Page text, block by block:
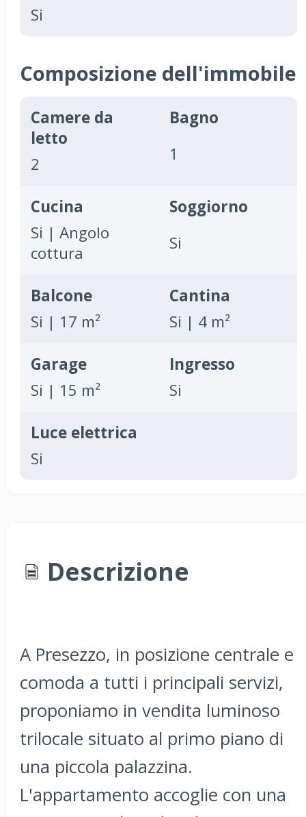
Si
Composizione dell'immobile
Camere da
letto
2
Bagno
1
Cucina
Si | Angolo
cottura
Soggiorno
Si
Balcone
Si | 17 m²
Cantina
Si | 4 m²
Garage
Si | 15 m²
Ingresso
Si
Luce elettrica
Si
Descrizione
A Presezzo, in posizione centrale e
comoda a tutti i principali servizi,
proponiamo in vendita luminoso
trilocale situato al primo piano di
una piccola palazzina.
L'appartamento accoglie con una